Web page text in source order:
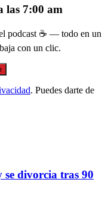
las 7:00 am
podcast ☕ — todo en un
con un clic.
. Puedes darte de
se divorcia tras 90